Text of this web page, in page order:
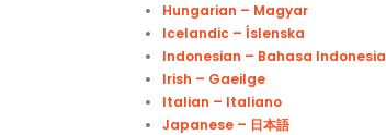
Hungarian – Magyar
Icelandic – Íslenska
Indonesian – Bahasa Indonesia
Irish – Gaeilge
Italian – Italiano
Japanese – 日本語